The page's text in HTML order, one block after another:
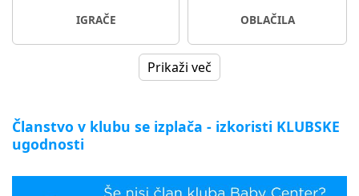
IGRAČE OBLAČILA
Prikaži več
Članstvo v klubu se izplača - izkoristi KLUBSKE
ugodnosti